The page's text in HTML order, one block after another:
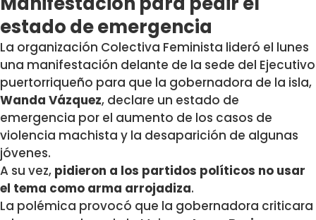
estado de emergencia
La organización Colectiva Feminista lideró el lunes
una manifestación delante de la sede del Ejecutivo
puertorriqueño para que la gobernadora de la isla,
Wanda Vázquez, declare un estado de
emergencia por el aumento de los casos de
violencia machista y la desaparición de algunas
jóvenes.
A su vez, pidieron a los partidos políticos no usar
el tema como arma arrojadiza.
La polémica provocó que la gobernadora criticara